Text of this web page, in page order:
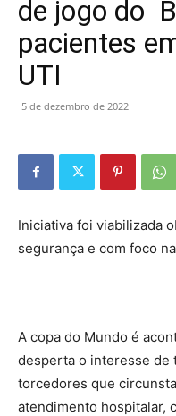
de jogo do
pacientes
UTI
5 de dezembro de 2022
Iniciativa foi viabilizada
segurança e com foco
A copa do Mundo é
desperta o interesse de
torcedores que
atendimento hospitalar,